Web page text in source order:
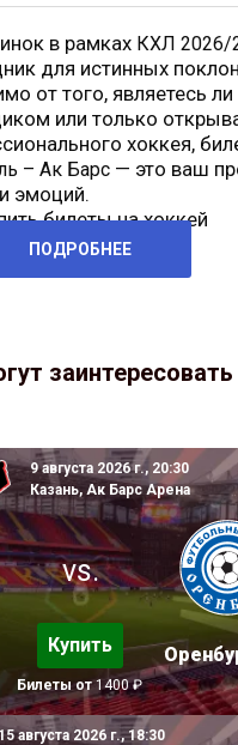
в рамках КХЛ 2026/
для истинных
от того, являетесь
или только
хоккея,
– Ак Барс — это ваш
эмоций.
билеты на хоккей
ПОДРОБНЕЕ
заинтересовать
9 августа 2026 г., 20:30
Казань, Ак Барс Арена
vs.
Купить
Билеты от1400 ₽
августа 2026 г., 18:30